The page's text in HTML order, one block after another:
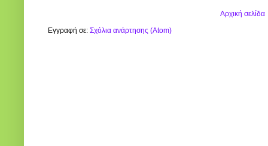
Αρχική σελίδα
Εγγραφή σε: Σχόλια ανάρτησης (Atom)